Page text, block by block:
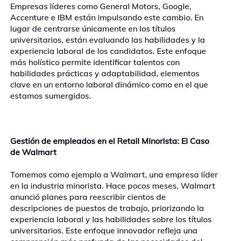
Empresas líderes como General Motors, Google,
Accenture e IBM están impulsando este cambio. En
lugar de centrarse únicamente en los títulos
universitarios, están evaluando las habilidades y la
experiencia laboral de los candidatos. Este enfoque
más holístico permite identificar talentos con
habilidades prácticas y adaptabilidad, elementos
clave en un entorno laboral dinámico como en el que
estamos sumergidos.
Gestión de empleados en el Retail Minorista: El Caso
de Walmart
Tomemos como ejemplo a Walmart, una empresa líder
en la industria minorista. Hace pocos meses, Walmart
anunció planes para reescribir cientos de
descripciones de puestos de trabajo, priorizando la
experiencia laboral y las habilidades sobre los títulos
universitarios. Este enfoque innovador refleja una